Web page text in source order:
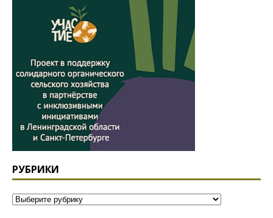
РУБРИКИ